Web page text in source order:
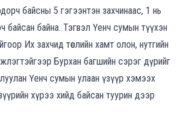
байсны 5 гэгээнтэн захчинаас, 1 нь
байсан байна. Тэгвэл Үенч сумын түүхэн
Их захчид төслийн хамт олон, нутгийн
Бурхан багшийн сэрэг дүрийг
Үенч сумын улаан үзүүр хэмээх
хүрээ хийд байсан туурин дээр